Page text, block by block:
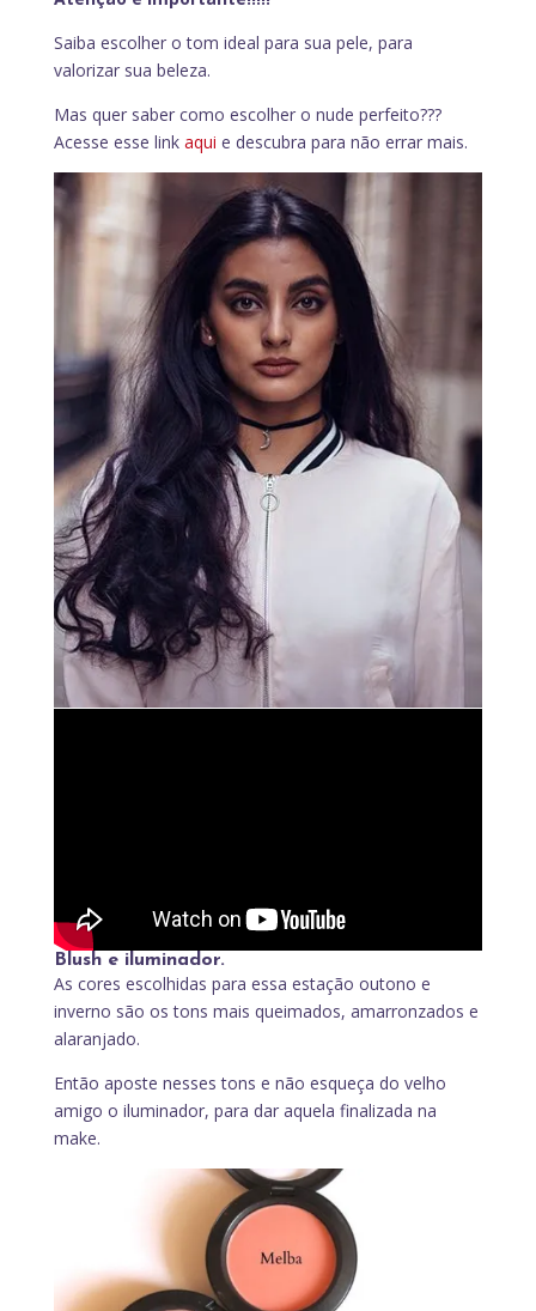
Saiba escolher o tom ideal para sua pele, para
valorizar sua beleza.
Mas quer saber como escolher o nude perfeito???
Acesse esse link aqui e descubra para não errar mais.
Blush e iluminador.
As cores escolhidas para essa estação outono e
inverno são os tons mais queimados, amarronzados e
alaranjado.
Então aposte nesses tons e não esqueça do velho
amigo o iluminador, para dar aquela finalizada na
make.